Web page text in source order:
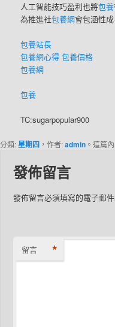
人工智能技巧盈利也將包養
為推進社包養網會包涵性
包養站長
包養網心得 包養價格
包養網
包養
TC:sugarpopular900
分類:星期四 ，作者:admin 。這篇
發佈留言
發佈留言必須填寫的電子郵
留言 *